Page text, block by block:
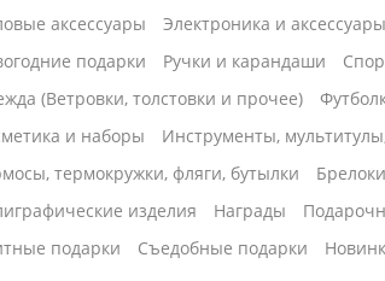
аксессуары
Электроника и аксессуары
подарки
Ручки и карандаши
(Ветровки, толстовки и прочее)
и наборы
Инструменты,
термокружки, фляги, бутылки
Брелоки
изделия
Награды
подарки
Cъедобные подарки